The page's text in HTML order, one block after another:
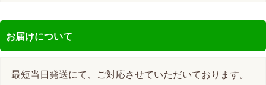
お届けについて
最短当日発送にて、ご対応させていただいております。